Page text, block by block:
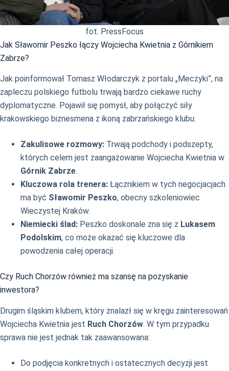
fot. PressFocus
Jak Sławomir Peszko łączy Wojciecha Kwietnia z Górnikiem
Zabrze?
Jak poinformował Tomasz Włodarczyk z portalu „Meczyki”, na
zapleczu polskiego futbolu trwają bardzo ciekawe ruchy
dyplomatyczne. Pojawił się pomysł, aby połączyć siły
krakowskiego biznesmena z ikoną zabrzańskiego klubu:
Zakulisowe rozmowy: Trwają podchody i podszepty,
których celem jest zaangażowanie Wojciecha Kwietnia w
Górnik Zabrze.
Kluczowa rola trenera: Łącznikiem w tych negocjacjach
ma być Sławomir Peszko, obecny szkoleniowiec
Wieczystej Kraków.
Niemiecki ślad: Peszko doskonale zna się z Lukasem
Podolskim, co może okazać się kluczowe dla
powodzenia całej operacji.
Czy Ruch Chorzów również ma szansę na pozyskanie
inwestora?
Drugim śląskim klubem, który znalazł się w kręgu zainteresowań
Wojciecha Kwietnia jest Ruch Chorzów. W tym przypadku
sprawa nie jest jednak tak zaawansowana:
Do podjęcia konkretnych i ostatecznych decyzji jest